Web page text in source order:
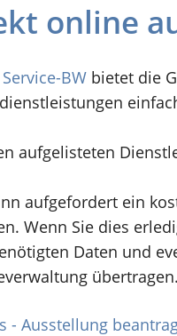
online
Service-BW bietet die
aufgelisteten
aufgefordert ein
Wenn Sie dies
Daten und
- Ausstellung